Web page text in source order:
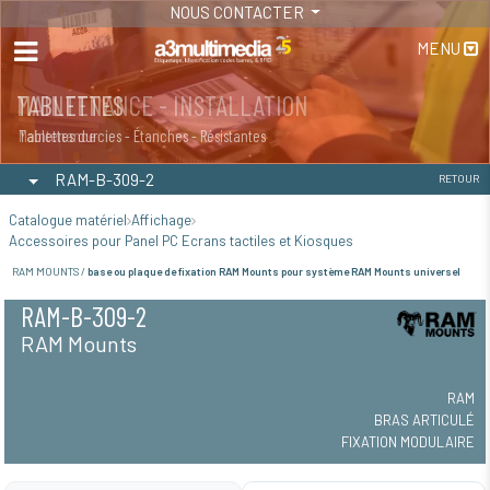
NOUS CONTACTER
MENU
MAINTENANCE - INSTALLATION
Maintenance
TABLETTES
Tablettes durcies - Étanches - Résistantes
RAM-B-309-2 RETOUR
Catalogue matériel Affichage
Accessoires pour Panel PC Ecrans tactiles et Kiosques
RAM MOUNTS / base ou plaque de fixation RAM Mounts pour système RAM Mounts universel
RAM-B-309-2
RAM Mounts
RAM
BRAS ARTICULÉ
FIXATION MODULAIRE